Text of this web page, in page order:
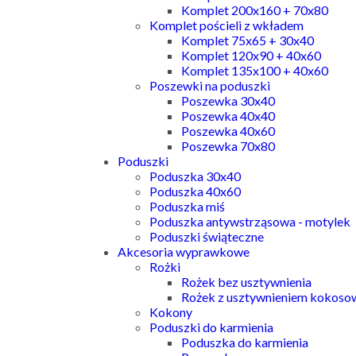
Komplet 200x160 + 70x80
Komplet pościeli z wkładem
Komplet 75x65 + 30x40
Komplet 120x90 + 40x60
Komplet 135x100 + 40x60
Poszewki na poduszki
Poszewka 30x40
Poszewka 40x40
Poszewka 40x60
Poszewka 70x80
Poduszki
Poduszka 30x40
Poduszka 40x60
Poduszka miś
Poduszka antywstrząsowa - motylek
Poduszki świąteczne
Akcesoria wyprawkowe
Rożki
Rożek bez usztywnienia
Rożek z usztywnieniem
Kokony
Poduszki do karmienia
Poduszka do karmienia